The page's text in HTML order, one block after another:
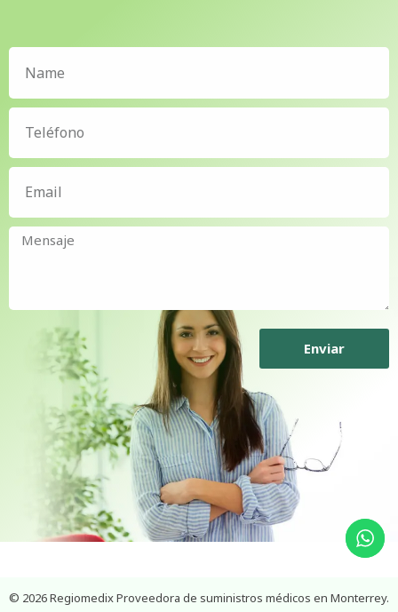
Enviar
© 2026 Regiomedix Proveedora de suministros médicos en Monterrey.